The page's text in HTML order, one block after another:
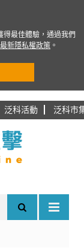
泛科活動 泛科市
得最佳體驗，通過我們
最新隱私權政策 。